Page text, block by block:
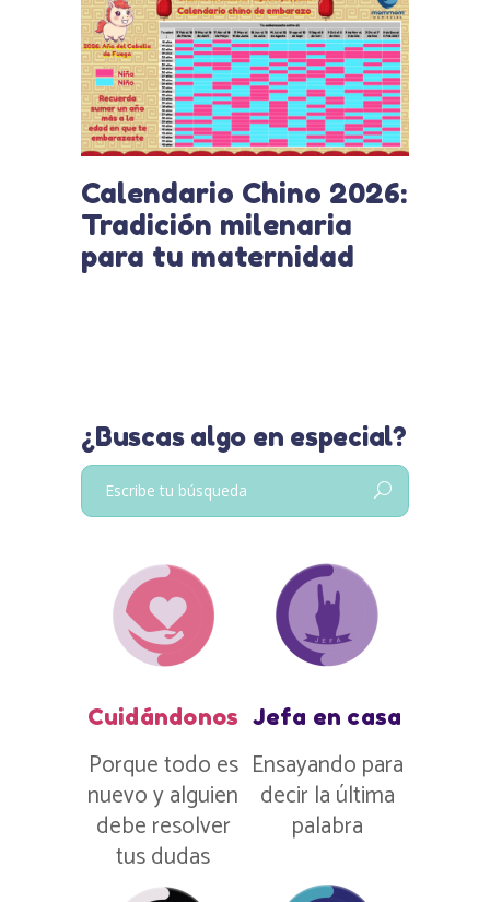
Calendario Chino 2026:
Tradición milenaria
para tu maternidad
¿Buscas algo en especial?
Buscar:
Cuidándonos
Porque todo es
nuevo y alguien
debe resolver
tus dudas
Jefa en casa
Ensayando para
decir la última
palabra